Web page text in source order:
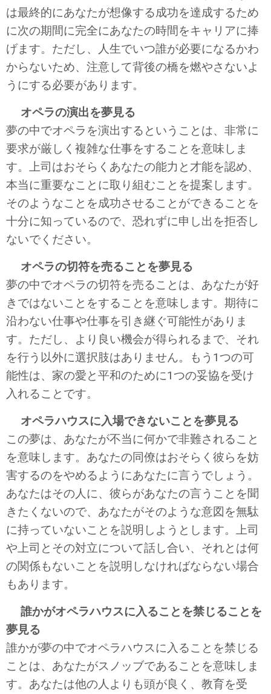
は最終的にあなたが想像する成功を達成するため
に次の期間に完全にあなたの時間をキャリアに捧
げます。ただし、人生でいつ誰が必要になるかわ
からないため、注意して背後の橋を燃やさないよ
うにする必要があります。
オペラの演出を夢見る
夢の中でオペラを演出するということは、非常に
要求が厳しく複雑な仕事をすることを意味しま
す。上司はおそらくあなたの能力と才能を認め、
本当に重要なことに取り組むことを提案します。
そのようなことを成功させることができることを
十分に知っているので、恐れずに申し出を拒否し
ないでください。
オペラの切符を売ることを夢見る
夢の中でオペラの切符を売ることは、あなたが好
きではないことをすることを意味します。期待に
沿わない仕事や仕事を引き継ぐ可能性がありま
す。ただし、より良い機会が得られるまで、それ
を行う以外に選択肢はありません。もう1つの可
能性は、家の愛と平和のために1つの妥協を受け
入れることです。
オペラハウスに入場できないことを夢見る
この夢は、あなたが不当に何かで非難されること
を意味します。あなたの同僚はおそらく彼らを妨
害するのをやめるようにあなたに言うでしょう。
あなたはその人に、彼らがあなたの言うことを聞
きたくないので、あなたがそのような意図を無駄
に持っていないことを説明しようとします。上司
や上司とその対立について話し合い、それとは何
の関係もないことを説明しなければならない場合
もあります。
誰かがオペラハウスに入ることを禁じることを
夢見る
誰かが夢の中でオペラハウスに入ることを禁じる
ことは、あなたがスノッブであることを意味しま
す。あなたは他の人よりも頭が良く、教育を受